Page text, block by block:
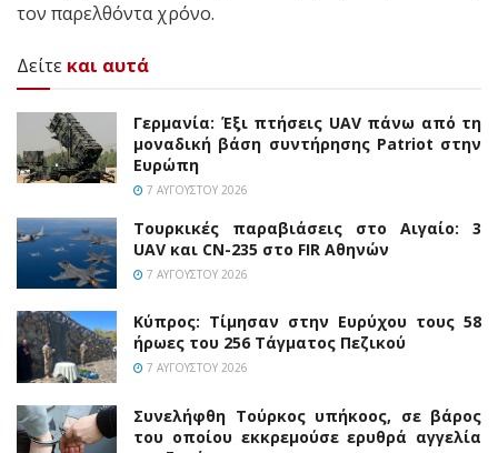
τον παρελθόντα χρόνο.
Δείτε και αυτά
Γερμανία: Έξι πτήσεις UAV πάνω από τη
μοναδική βάση συντήρησης Patriot στην
Ευρώπη
7 ΑΥΓΟΎΣΤΟΥ 2026
Τουρκικές παραβιάσεις στο Αιγαίο: 3
UAV και CN-235 στο FIR Αθηνών
7 ΑΥΓΟΎΣΤΟΥ 2026
Κύπρος: Τίμησαν στην Ευρύχου τους 58
ήρωες του 256 Τάγματος Πεζικού
7 ΑΥΓΟΎΣΤΟΥ 2026
Συνελήφθη Τούρκος υπήκοος, σε βάρος
του οποίου εκκρεμούσε ερυθρά αγγελία